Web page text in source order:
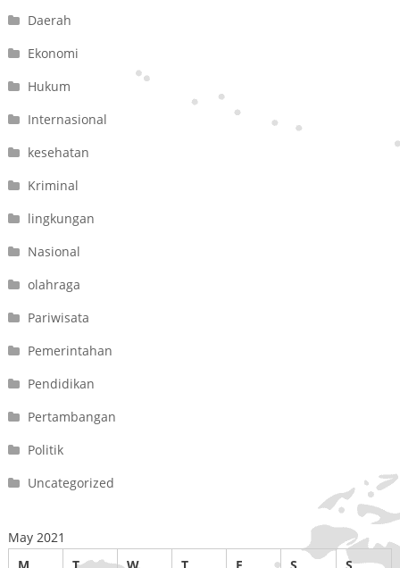
Daerah
Ekonomi
Hukum
Internasional
kesehatan
Kriminal
lingkungan
Nasional
olahraga
Pariwisata
Pemerintahan
Pendidikan
Pertambangan
Politik
Uncategorized
May 2021